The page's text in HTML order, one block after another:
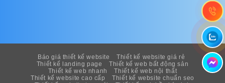
Báo giá thiết kế website
Thiết kế website giá rẻ
Thiết kế landing page
Thiết kế web bất động sản
Thiết kế web nhanh
Thiết kế web nội thất
Thiết kế website cao cấp
Thiết kế website chuẩn seo